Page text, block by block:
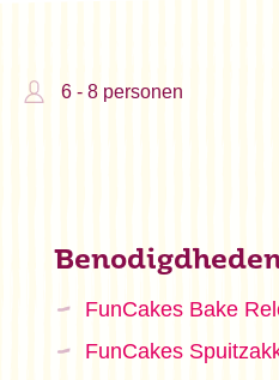
6 - 8 personen
FunCakes Bake
FunCakes